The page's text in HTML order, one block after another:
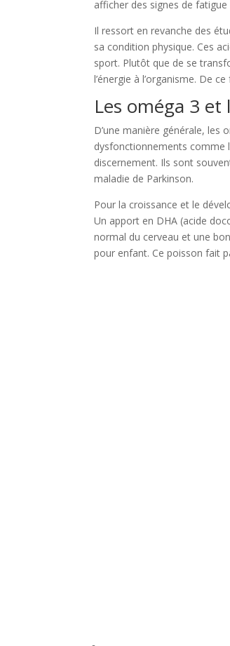
afficher des signes de
Il ressort en revanche des
sa condition physique. Ces
sport. Plutôt que de se
l’énergie à l’organisme. De
Les oméga 3
D’une manière générale,
dysfonctionnements comme
discernement. Ils sont
maladie de Parkinson.
Pour la croissance et le
Un apport en DHA (acide
normal du cerveau et une
pour enfant. Ce poisson fait